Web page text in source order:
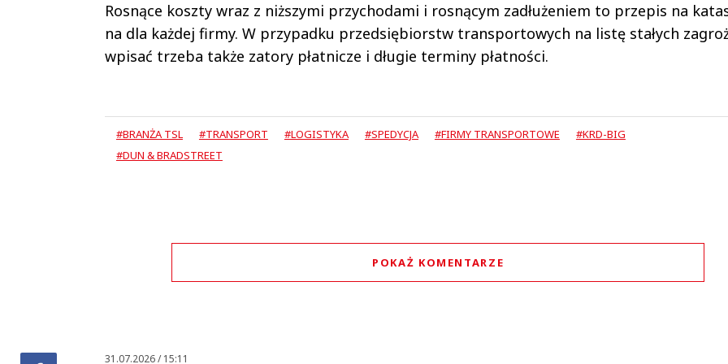
Rosnące koszty wraz z niższymi przychodami i rosnącym zadłużeniem to przepis na
na dla każdej firmy. W przypadku przedsiębiorstw transportowych na listę stałych
wpisać trzeba także zatory płatnicze i długie terminy płatności.
#BRANŻA TSL #TRANSPORT #LOGISTYKA #SPEDYCJA #FIRMY TRANSPORTOWE
#KRD-BIG
#DUN & BRADSTREET
POKAŻ KOMENTARZE
31.07.2026 / 15:11